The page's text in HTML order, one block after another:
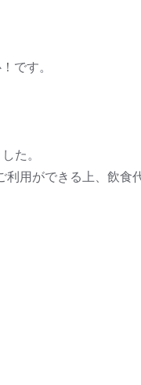
です。
た。
用ができる上、飲食